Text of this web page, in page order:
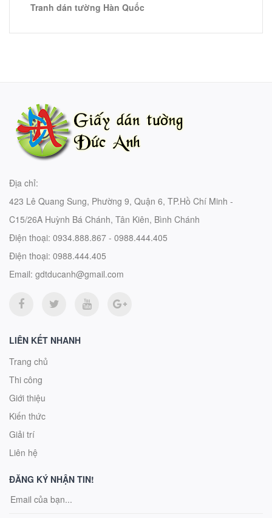
Tranh dán tường Hàn Quốc
Địa chỉ:
423 Lê Quang Sung, Phường 9, Quận 6, TP.Hồ Chí Minh -
C15/26A Huỳnh Bá Chánh, Tân Kiên, Bình Chánh
Điện thoại: 0934.888.867 - 0988.444.405
Điện thoại: 0988.444.405
Email: gdtducanh@gmail.com
LIÊN KẾT NHANH
Trang chủ
Thi công
Giới thiệu
Kiến thức
Giải trí
Liên hệ
ĐĂNG KÝ NHẬN TIN!